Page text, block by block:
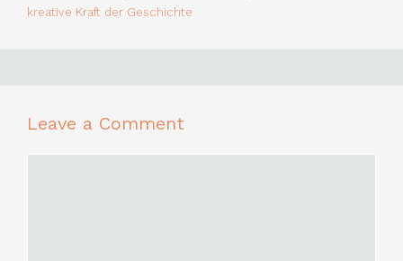
kreative Kraft der Geschichte
Leave a Comment